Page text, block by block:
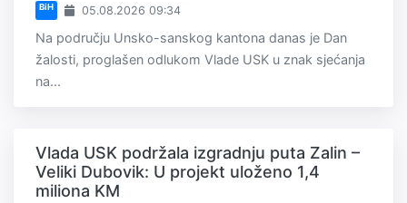
BiH 05.08.2026 09:34
Na području Unsko-sanskog kantona danas je Dan
žalosti, proglašen odlukom Vlade USK u znak sjećanja
na...
Vlada USK podržala izgradnju puta Zalin –
Veliki Dubovik: U projekt uloženo 1,4
miliona KM